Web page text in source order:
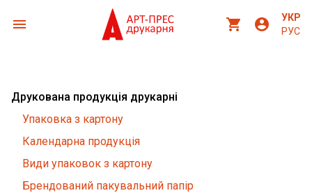
menu shopping_cart account_circle
УКР
РУС
Друкована продукція друкарні
Упаковка з картону
Календарна продукція
Види упаковок з картону
Брендований пакувальний папір